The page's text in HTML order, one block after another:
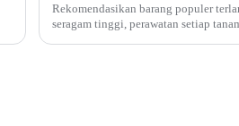
Rekomendasikan barang populer
seragam tinggi, perawatan setiap